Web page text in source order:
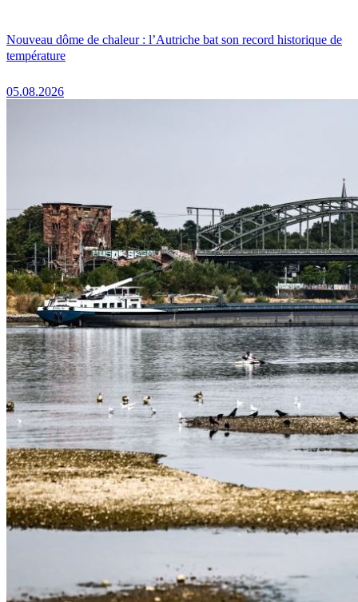
Nouveau dôme de chaleur : l’Autriche bat son record historique de
température
05.08.2026